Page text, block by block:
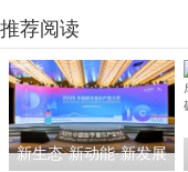
攻毒疗愈都市人
推荐阅读
新生态·新动能·新发展